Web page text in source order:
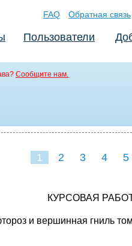
FAQ Обратная связь
Пользователи
Сообщите нам.
1 2 3 4 5
КУРСОВАЯ
и вершинная гниль